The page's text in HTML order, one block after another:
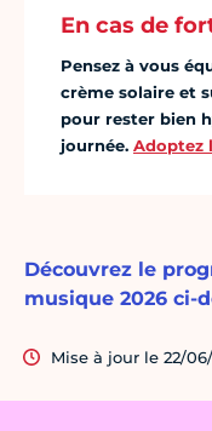
En cas de
Pensez à vous
crème solaire et
pour rester bien
journée. Adoptez
Découvrez le
musique 2026 ci-
Mise à jour le 22/